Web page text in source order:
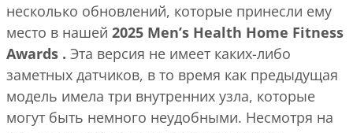
несколько обновлений, которые принесли ему
место в нашей 2025 Men’s Health Home Fitness
Awards . Эта версия не имеет каких-либо
заметных датчиков, в то время как предыдущая
модель имела три внутренних узла, которые
могут быть немного неудобными. Несмотря на